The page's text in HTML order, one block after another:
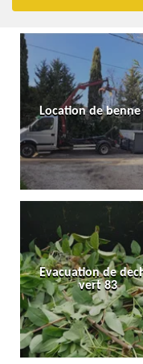
Location de benne
Evacuation de
vert 83